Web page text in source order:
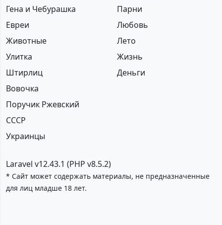
Гена и Чебурашка
Евреи
Животные
Улитка
Штирлиц
Вовочка
Поручик Ржевский
СССР
Украинцы
Парни
Любовь
Лето
Жизнь
Деньги
Laravel v12.43.1 (PHP v8.5.2)
* Сайт может содержать материалы, не предназначенные
для лиц младше 18 лет.